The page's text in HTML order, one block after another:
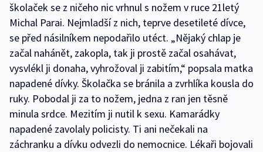
školaček se z ničeho nic vrhnul s nožem v ruce 21letý
Michal Parai. Nejmladší z nich, teprve desetileté dívce,
se před násilníkem nepodařilo utéct. „Nějaký chlap je
začal nahánět, zakopla, tak ji prostě začal osahávat,
vysvlékl ji donaha, vyhrožoval ji zabitím,“ popsala matka
napadené dívky. Školačka se bránila a zvrhlíka kousla do
ruky. Pobodal ji za to nožem, jedna z ran jen těsně
minula srdce. Mezitím ji nutil k sexu. Kamarádky
napadené zavolaly policisty. Ti ani nečekali na
záchranku a dívku odvezli do nemocnice. Lékaři bojovali